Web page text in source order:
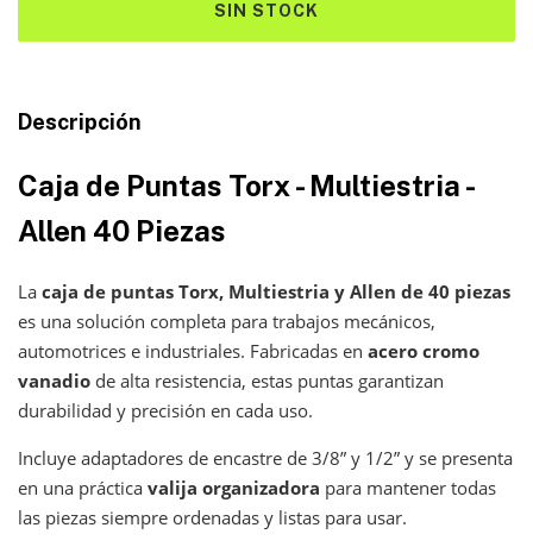
Descripción
Caja de Puntas Torx - Multiestria -
Allen 40 Piezas
La caja de puntas Torx, Multiestria y Allen de 40 piezas
es una solución completa para trabajos mecánicos,
automotrices e industriales. Fabricadas en acero cromo
vanadio de alta resistencia, estas puntas garantizan
durabilidad y precisión en cada uso.
Incluye adaptadores de encastre de 3/8” y 1/2” y se presenta
en una práctica valija organizadora para mantener todas
las piezas siempre ordenadas y listas para usar.